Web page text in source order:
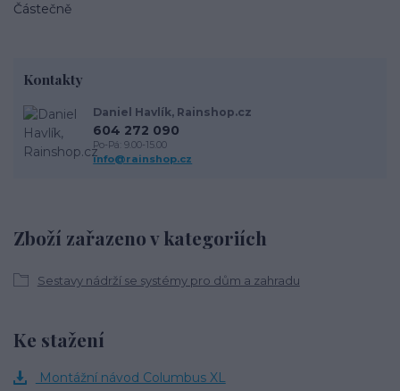
Částečně
Zboží zařazeno v kategoriích
Sestavy nádrží se systémy pro dům a zahradu
Kontakty
Daniel Havlík, Rainshop.cz
604 272 090
Po-Pá: 9.00-15.00
info@rainshop.cz
Ke stažení
Montážní návod Columbus XL